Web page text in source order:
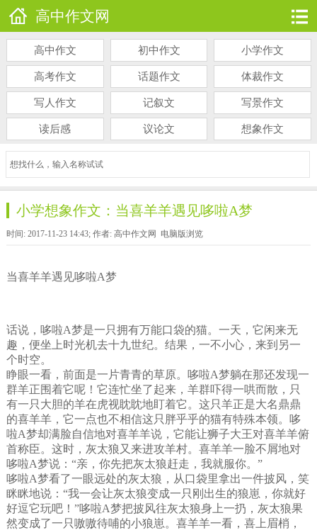
高中作文网
高中作文 初中作文 小学作文
高考作文 话题作文 体裁作文
写人作文 记叙文 写景作文
读后感 议论文 想象作文
小学想象作文：当喜羊羊遇见哆啦A梦
时间: 2017-11-23 14:43; 作者: 高中作文网 电脑版浏览
当喜羊羊遇见哆啦A梦
话说，哆啦A梦是一只拥有万能口袋的猫。一天，它闲来无
趣，便坐上时光机去十九世纪。结果，一不小心，来到另一
个时空。
睁眼一看，前面是一片青青的草原。哆啦A梦躺在那还发现一
群羊正围着它呢！它连忙坐了起来，羊群吓得一哄而散，只
有一只大胆的羊在虎视眈眈地盯着它。这只羊正是大名鼎鼎
的喜羊羊，它一点也不相信这只胖乎乎的猫有特殊本领。哆
啦A梦却满脸自信地对喜羊羊说，它能让狮子大王对喜羊羊俯
首称臣。这时，灰太狼又来进攻羊村。喜羊羊一脸不屑地对
哆啦A梦说：“亲，你先把灰太狼赶走，我就服你。”
哆啦A梦看了一眼远处的灰太狼，从口袋里拿出一件披风，笑
眯眯地说：“我一会让灰太狼变成一只刚出生的狼崽，你就好
好逗它玩吧！”哆啦A梦把披风往灰太狼身上一扔，灰太狼果
然变成了一只嗷嗷待哺的小狼崽。喜羊羊一看，喜上眉梢，